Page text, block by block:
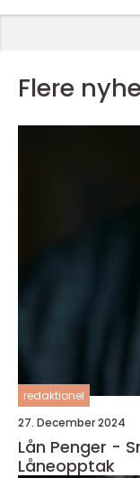
Flere
redaktionel
27. December 2024
Lån Penger -
Låneopptak